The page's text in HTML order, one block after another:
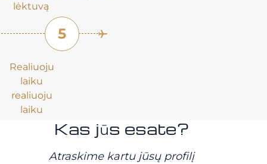
lėktuvą
5
Realiuoju
laiku
realiuoju
laiku
Kas jūs esate?
Atraskime kartu jūsų profilį